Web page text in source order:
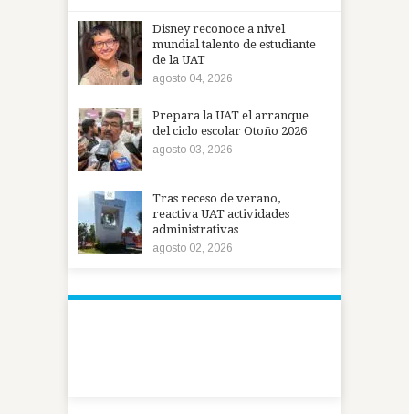
Disney reconoce a nivel
mundial talento de estudiante
de la UAT
agosto 04, 2026
Prepara la UAT el arranque
del ciclo escolar Otoño 2026
agosto 03, 2026
Tras receso de verano,
reactiva UAT actividades
administrativas
agosto 02, 2026